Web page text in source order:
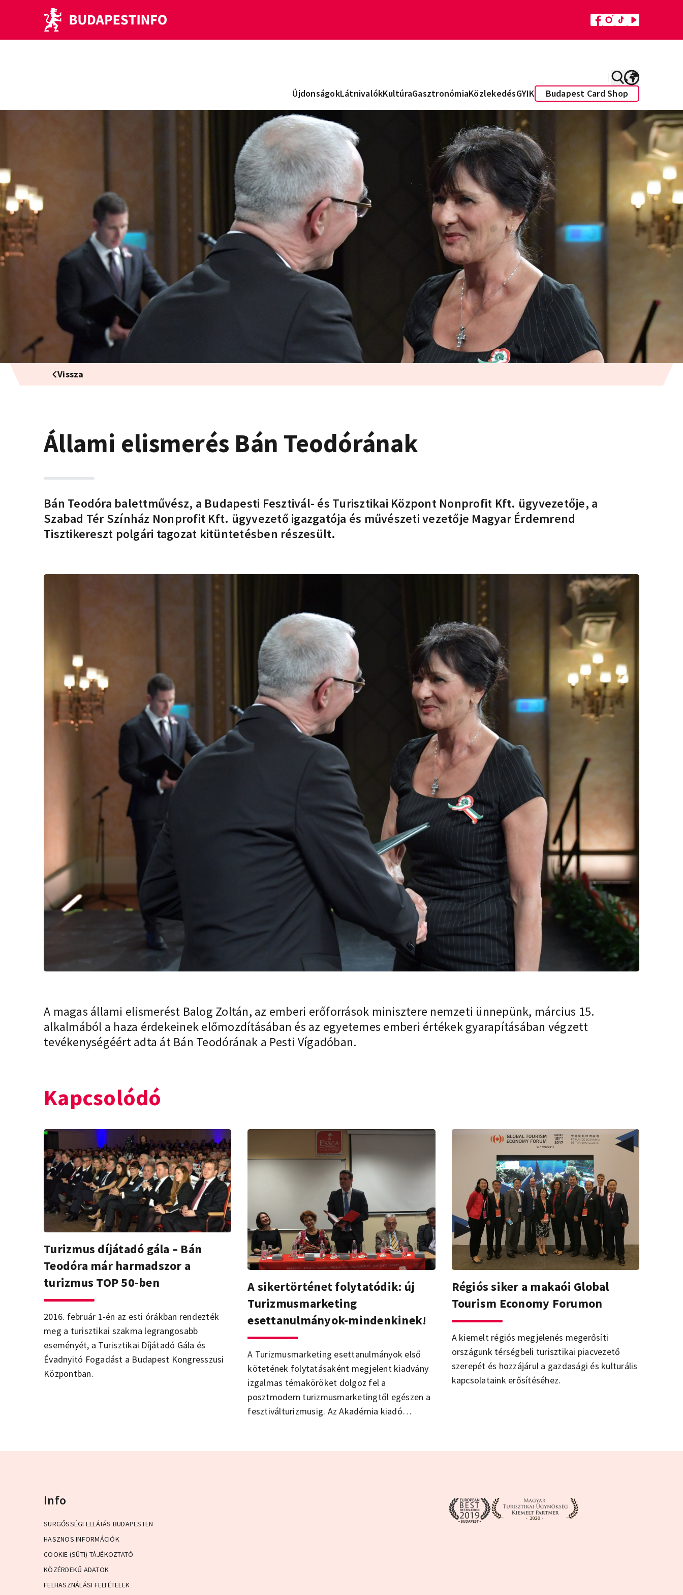
ÚjdonságokLátnivalókKultúraGasztronómiaKözlekedésGYIK Budapest Card Shop
Vissza
Állami elismerés Bán Teodórának
Bán Teodóra balettművész, a Budapesti Fesztivál- és Turisztikai Központ Nonprofit Kft. ügyvezetője, a
Szabad Tér Színház Nonprofit Kft. ügyvezető igazgatója és művészeti vezetője Magyar Érdemrend
Tisztikereszt polgári tagozat kitüntetésben részesült.
A magas állami elismerést Balog Zoltán, az emberi erőforrások minisztere nemzeti ünnepünk, március 15.
alkalmából a haza érdekeinek előmozdításában és az egyetemes emberi értékek gyarapításában végzett
tevékenységéért adta át Bán Teodórának a Pesti Vígadóban.
Kapcsolódó
Turizmus díjátadó gála – Bán
Teodóra már harmadszor a
turizmus TOP 50-ben
2016. február 1-én az esti órákban rendezték
meg a turisztikai szakma legrangosabb
eseményét, a Turisztikai Díjátadó Gála és
Évadnyitó Fogadást a Budapest Kongresszusi
Központban.
A sikertörténet folytatódik: új
Turizmusmarketing
esettanulmányok-mindenkinek!
A Turizmusmarketing esettanulmányok első
kötetének folytatásaként megjelent kiadvány
izgalmas témaköröket dolgoz fel a
posztmodern turizmusmarketingtől egészen a
fesztiválturizmusig. Az Akadémia kiadó
nevét, de azt is megtudhatjuk, hogy a
Régiós siker a makaói Global
Tourism Economy Forumon
A kiemelt régiós megjelenés megerősíti
országunk térségbeli turisztikai piacvezető
szerepét és hozzájárul a gazdasági és kulturális
kapcsolataink erősítéséhez.
Info
SÜRGŐSSÉGI ELLÁTÁS BUDAPESTEN
HASZNOS INFORMÁCIÓK
COOKIE (SÜTI) TÁJÉKOZTATÓ
KÖZÉRDEKŰ ADATOK
FELHASZNÁLÁSI FELTÉTELEK